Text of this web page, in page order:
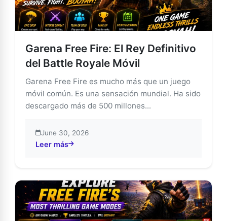
Garena Free Fire: El Rey Definitivo
del Battle Royale Móvil
Garena Free Fire es mucho más que un juego
móvil común. Es una sensación mundial. Ha sido
descargado más de 500 millones...
June 30, 2026
Leer más
about Garena Free Fire: El Rey Definitivo del Battle